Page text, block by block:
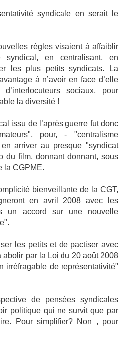
syndicale en serait le
règles visaient à affaiblir
en centralisant, en
les plus petits syndicats. La
à n’avoir en face d’elle
sociaux, pour
la diversité !
issu de l’après guerre fut donc
pour, - "centralisme
arriver au presque "syndicat
du film, donnant donnant, sous
la CGPME.
bienveillante de la CGT,
en avril 2008 avec les
un accord sur une nouvelle
les petits et de pactiser avec
abolir par la Loi du 20 août 2008
irréfragable de représentativité"
de pensées syndicales
politique qui ne survit que par
Pour simplifier? Non , pour